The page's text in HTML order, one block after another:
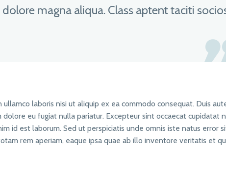
magna aliqua. Class aptent taciti
laboris nisi ut aliquip ex ea commodo consequat. Duis
eu fugiat nulla pariatur. Excepteur sint occaecat cupidatat
id est laborum. Sed ut perspiciatis unde omnis iste natus error
rem aperiam, eaque ipsa quae ab illo inventore veritatis et